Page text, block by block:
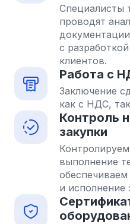
Специалисты
проводят
с
клиентов.
Работа с
Заключение
как с НДС,
Контроль
закупки
выполнение
и исполнение